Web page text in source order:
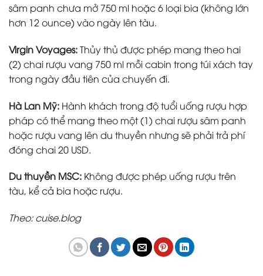
sâm panh chưa mở 750 ml hoặc 6 loại bia (không lớn
hơn 12 ounce) vào ngày lên tàu.
Virgin Voyages:Thủy thủ được phép mang theo hai
(2) chai rượu vang 750 ml mỗi cabin trong túi xách tay
trong ngày đầu tiên của chuyến đi.
Hà Lan Mỹ: Hành khách trong độ tuổi uống rượu hợp
pháp có thể mang theo một (1) chai rượu sâm panh
hoặc rượu vang lên du thuyền nhưng sẽ phải trả phí
đóng chai 20 USD.
Du thuyền MSC: Không được phép uống rượu trên
tàu, kể cả bia hoặc rượu.
Theo: cuise.blog